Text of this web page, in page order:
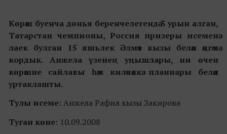
Көрәш буенча дөнья беренчелегендә 3 урын алган,
Татарстан чемпионы, Россия призеры исеменә
лаек булган 15 яшьлек Әлмәт кызы белән әңгәмә
кордык. Анжела үзенең уңышлары, ни өчен
көрәшне сайлавы һәм киләчәккә планнары белән
уртаклашты.
Тулы исеме: Анжела Рафил кызы Закирова
Туган көне: 10.09.2008